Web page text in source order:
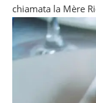
chiamata la Mère